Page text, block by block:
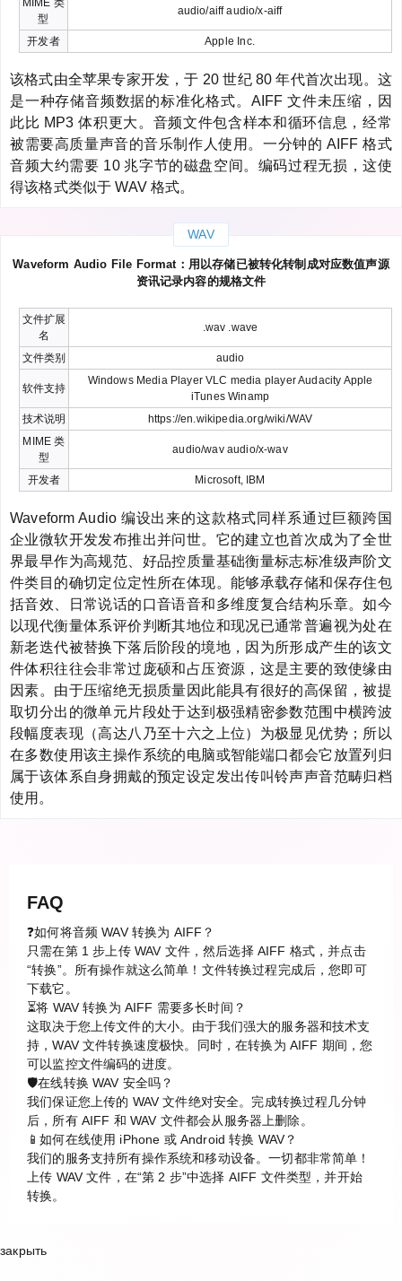
型
audio/aiff audio/x-aiff
开发者 Apple Inc.
该格式由全苹果专家开发，于 20 世纪 80 年代首次出现。这
是一种存储音频数据的标准化格式。AIFF 文件未压缩，因
此比 MP3 体积更大。音频文件包含样本和循环信息，经常
被需要高质量声音的音乐制作人使用。一分钟的 AIFF 格式
音频大约需要 10 兆字节的磁盘空间。编码过程无损，这使
得该格式类似于 WAV 格式。
WAV
Waveform Audio File Format：用以存储已被转化转制成对应数值声源
资讯记录内容的规格文件
文件扩展
名
.wav .wave
文件类别 audio
软件支持
Windows Media Player VLC media player Audacity Apple
iTunes Winamp
技术说明
https://en.wikipedia.org/wiki/WAV
MIME 类
型
audio/wav audio/x-wav
开发者 Microsoft, IBM
Waveform Audio 编设出来的这款格式同样系通过巨额跨国
企业微软开发发布推出并问世。它的建立也首次成为了全世
界最早作为高规范、好品控质量基础衡量标志标准级声阶文
件类目的确切定位定性所在体现。能够承载存储和保存住包
括音效、日常说话的口音语音和多维度复合结构乐章。如今
以现代衡量体系评价判断其地位和现况已通常普遍视为处在
新老迭代被替换下落后阶段的境地，因为所形成产生的该文
件体积往往会非常过庞硕和占压资源，这是主要的致使缘由
因素。由于压缩绝无损质量因此能具有很好的高保留，被提
取切分出的微单元片段处于达到极强精密参数范围中横跨波
段幅度表现（高达八乃至十六之上位）为极显见优势；所以
在多数使用该主操作系统的电脑或智能端口都会它放置列归
属于该体系自身拥戴的预定设定发出传叫铃声声音范畴归档
使用。
FAQ
❓如何将音频 WAV 转换为 AIFF？
只需在第 1 步上传 WAV 文件，然后选择 AIFF 格式，并点击
“转换”。所有操作就这么简单！文件转换过程完成后，您即可
下载它。
⏳将 WAV 转换为 AIFF 需要多长时间？
这取决于您上传文件的大小。由于我们强大的服务器和技术支
持，WAV 文件转换速度极快。同时，在转换为 AIFF 期间，您
可以监控文件编码的进度。
🛡️在线转换 WAV 安全吗？
我们保证您上传的 WAV 文件绝对安全。完成转换过程几分钟
后，所有 AIFF 和 WAV 文件都会从服务器上删除。
📱如何在线使用 iPhone 或 Android 转换 WAV？
我们的服务支持所有操作系统和移动设备。一切都非常简单！
上传 WAV 文件，在“第 2 步”中选择 AIFF 文件类型，并开始
转换。
закрыть